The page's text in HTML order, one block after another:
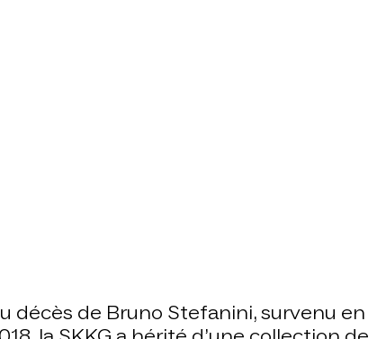
décès de Bruno Stefanini, survenu en